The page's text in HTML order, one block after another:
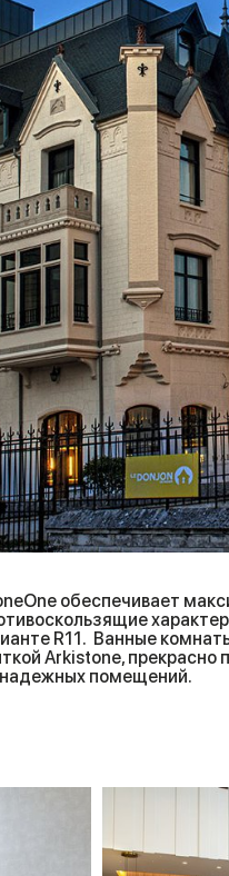
обеспечивает
R11. Ванные
Arkistone,
помещений.